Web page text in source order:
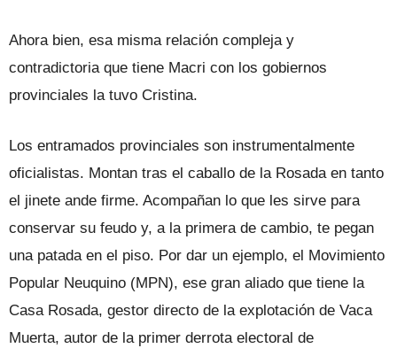
Ahora bien, esa misma relación compleja y
contradictoria que tiene Macri con los gobiernos
provinciales la tuvo Cristina.
Los entramados provinciales son instrumentalmente
oficialistas. Montan tras el caballo de la Rosada en tanto
el jinete ande firme. Acompañan lo que les sirve para
conservar su feudo y, a la primera de cambio, te pegan
una patada en el piso. Por dar un ejemplo, el Movimiento
Popular Neuquino (MPN), ese gran aliado que tiene la
Casa Rosada, gestor directo de la explotación de Vaca
Muerta, autor de la primer derrota electoral de